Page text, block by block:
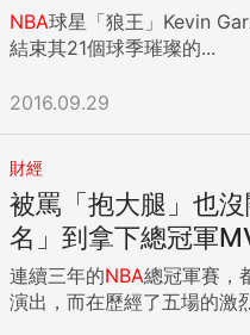
NBA球星「狼王」Kevin
結束其21個球季璀璨的...
2016.09.29
財經
被罵「抱大腿」也
名」到拿下總冠軍
連續三年的NBA總冠軍賽，
演出，而在歷經了五場的激